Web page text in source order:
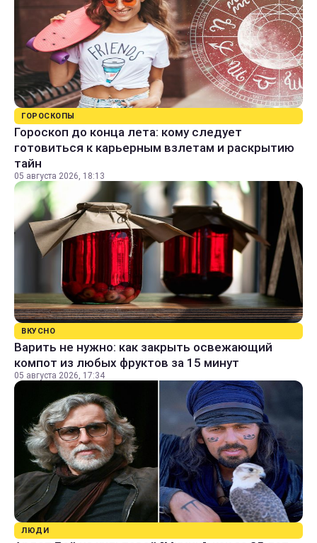
ГОРОСКОПЫ
Гороскоп до конца лета: кому следует
готовиться к карьерным взлетам и раскрытию
тайн
05 августа 2026, 18:13
ВКУСНО
Варить не нужно: как закрыть освежающий
компот из любых фруктов за 15 минут
05 августа 2026, 17:34
ЛЮДИ